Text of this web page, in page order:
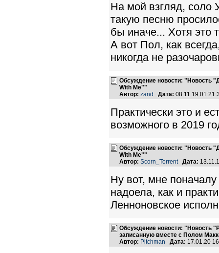
На мой взгляд, соло
такую песню
бы иначе... Хотя это
А вот Пол, как
никогда не
Обсуждение новости: "Новость
With Me""
Автор: zand Дата: 08.11.19
Практически это и
возможного в 2019
Обсуждение новости: "Новость
With Me""
Автор: Scorn_Torrent Дата:
Ну вот, мне
надоела, как и
Ленноновское
Обсуждение новости: "Новость
записанную вместе с Полом
Автор: Pitchman Дата: 17.01.20